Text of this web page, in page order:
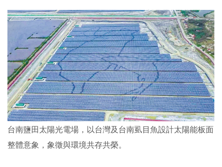
台南鹽田太陽光電場，以台灣及台南虱目魚設計太陽能板面
整體意象，象徵與環境共存共榮。